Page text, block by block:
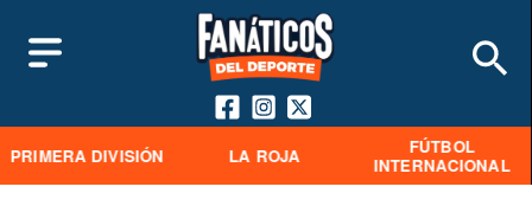
PRIMERA DIVISIÓN LA ROJA
FÚTBOL
INTERNACIONAL